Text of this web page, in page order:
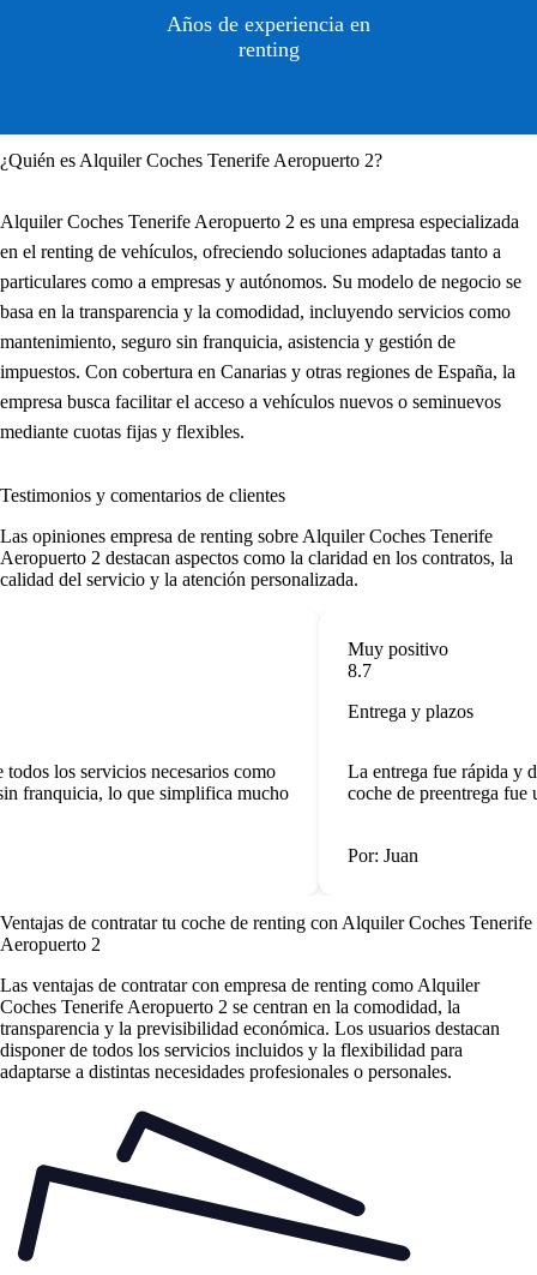
Años de experiencia en
renting
¿Quién es Alquiler Coches Tenerife Aeropuerto 2?
Alquiler Coches Tenerife Aeropuerto 2 es una empresa especializada
en el renting de vehículos, ofreciendo soluciones adaptadas tanto a
particulares como a empresas y autónomos. Su modelo de negocio se
basa en la transparencia y la comodidad, incluyendo servicios como
mantenimiento, seguro sin franquicia, asistencia y gestión de
impuestos. Con cobertura en Canarias y otras regiones de España, la
empresa busca facilitar el acceso a vehículos nuevos o seminuevos
mediante cuotas fijas y flexibles.
Testimonios y comentarios de clientes
Las opiniones empresa de renting sobre Alquiler Coches Tenerife
Aeropuerto 2 destacan aspectos como la claridad en los contratos, la
calidad del servicio y la atención personalizada.
los servicios necesarios como
franquicia, lo que simplifica mucho
Muy positivo
8.7
Entrega y plazos
La entrega fue rápida y
coche de preentrega fue
Por: Juan
Ventajas de contratar tu coche de renting con Alquiler Coches Tenerife
Aeropuerto 2
Las ventajas de contratar con empresa de renting como Alquiler
Coches Tenerife Aeropuerto 2 se centran en la comodidad, la
transparencia y la previsibilidad económica. Los usuarios destacan
disponer de todos los servicios incluidos y la flexibilidad para
adaptarse a distintas necesidades profesionales o personales.